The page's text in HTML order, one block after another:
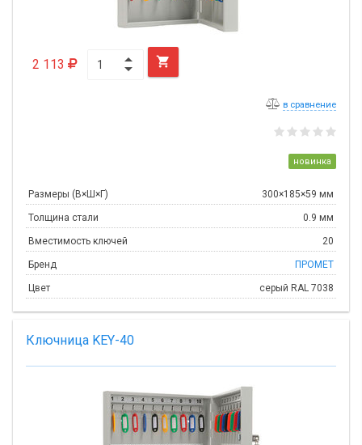
2 113 
в сравнение
новинка
Размеры (В×Ш×Г) 300×185×59 мм
Толщина стали 0.9 мм
Вместимость ключей 20
Бренд ПРОМЕТ
Цвет серый RAL 7038
Ключница KEY-40